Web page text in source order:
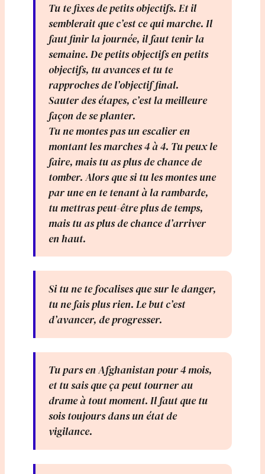
Tu te fixes de petits objectifs. Et il
semblerait que c’est ce qui marche. Il
faut finir la journée, il faut tenir la
semaine. De petits objectifs en petits
objectifs, tu avances et tu te
rapproches de l’objectif final.
Sauter des étapes, c’est la meilleure
façon de se planter.
Tu ne montes pas un escalier en
montant les marches 4 à 4. Tu peux le
faire, mais tu as plus de chance de
tomber. Alors que si tu les montes une
par une en te tenant à la rambarde,
tu mettras peut-être plus de temps,
mais tu as plus de chance d’arriver
en haut.
Si tu ne te focalises que sur le danger,
tu ne fais plus rien. Le but c’est
d’avancer, de progresser.
Tu pars en Afghanistan pour 4 mois,
et tu sais que ça peut tourner au
drame à tout moment. Il faut que tu
sois toujours dans un état de
vigilance.